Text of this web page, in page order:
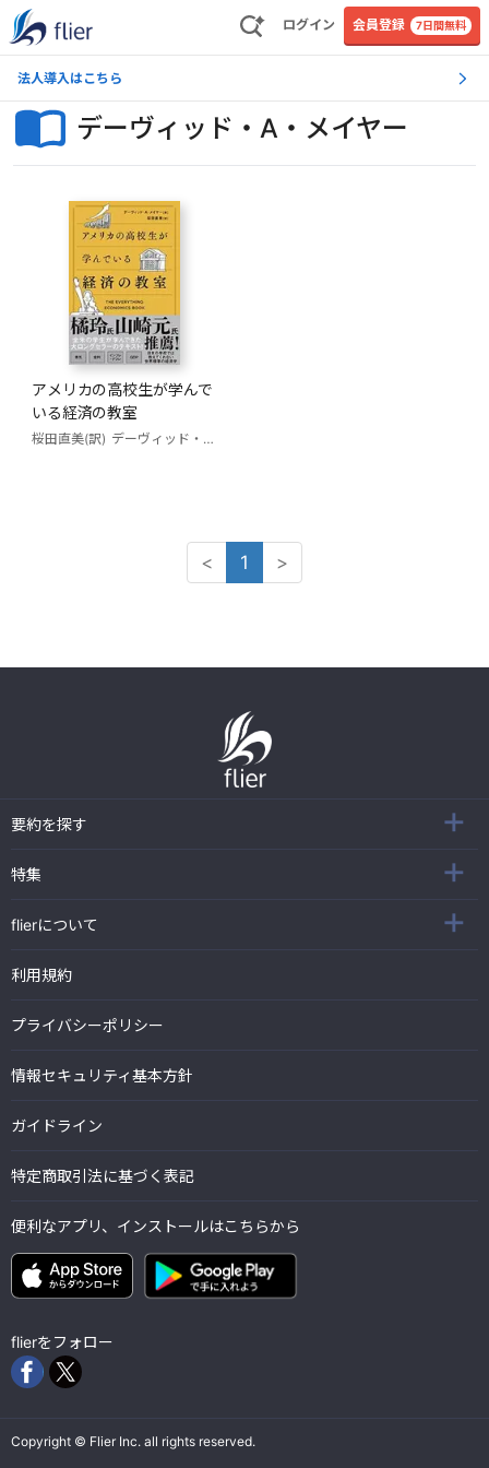
ログイン 会員登録 7日間無料
法人導入はこちら
デーヴィッド・A・メイヤー
アメリカの高校生が学んで
いる経済の教室
桜田直美(訳) デーヴィッド・A・メイヤー
< 1 >
要約を探す
特集
flierについて
利用規約
プライバシーポリシー
情報セキュリティ基本方針
ガイドライン
特定商取引法に基づく表記
便利なアプリ、インストールはこちらから
flierをフォロー
Copyright © Flier Inc. all rights reserved.